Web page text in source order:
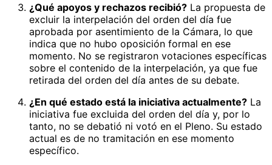
¿Qué apoyos y rechazos recibió? La propuesta de
excluir la interpelación del orden del día fue
aprobada por asentimiento de la Cámara, lo que
indica que no hubo oposición formal en ese
momento. No se registraron votaciones específicas
sobre el contenido de la interpelación, ya que fue
retirada del orden del día antes de su debate.
¿En qué estado está la iniciativa actualmente? La
iniciativa fue excluida del orden del día y, por lo
tanto, no se debatió ni votó en el Pleno. Su estado
actual es de no tramitación en ese momento
específico.